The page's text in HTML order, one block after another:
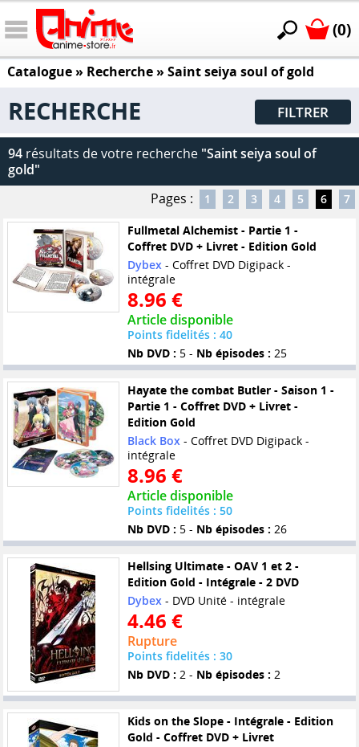
(0)
Catalogue» Recherche » Saint seiya soul of gold
RECHERCHE FILTRER
94 résultats de votre recherche "Saint seiya soul of
gold"
Pages :
1 2 3 4 5 6 7
Fullmetal Alchemist - Partie 1 -
Coffret DVD + Livret - Edition Gold
Dybex- Coffret DVD Digipack -
intégrale
8.96 €
Article disponible
Points fidelités : 40
Nb DVD : 5 - Nb épisodes : 25
Hayate the combat Butler - Saison 1 -
Partie 1 - Coffret DVD + Livret -
Edition Gold
Black Box- Coffret DVD Digipack -
intégrale
8.96 €
Article disponible
Points fidelités : 50
Nb DVD : 5 - Nb épisodes : 26
Hellsing Ultimate - OAV 1 et 2 -
Edition Gold - Intégrale - 2 DVD
Dybex- DVD Unité - intégrale
4.46 €
Rupture
Points fidelités : 30
Nb DVD : 2 - Nb épisodes : 2
Kids on the Slope - Intégrale - Edition
Gold - Coffret DVD + Livret